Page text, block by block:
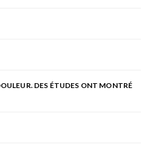
DES ÉTUDES ONT MONTRÉ